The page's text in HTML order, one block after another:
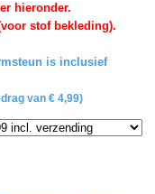
hieronder.
stof bekleding).
is inclusief
van € 4,99)